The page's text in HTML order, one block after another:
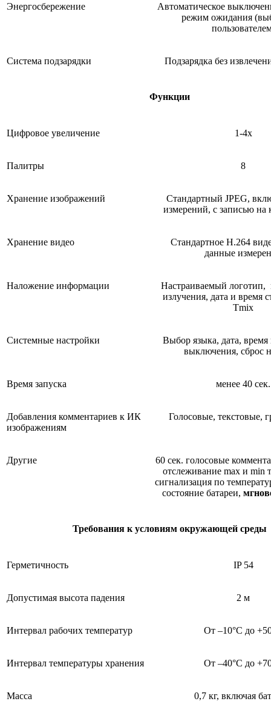
Энергосбережение
Автоматическое
режим ожидания
Система подзарядки Подзарядка без
Функции
Цифровое увеличение 1-4х
Палитры 8
Хранение изображений
Стандартный JPEG,
измерений, с записью на
Хранение видео
Стандартное H.264
данные
Наложение информации
Настраиваемый логотип,
излучения, дата и время
Tmix
Системные настройки
Выбор языка, дата,
выключения, сброс
Время запуска менее 40 сек.
Добавления комментариев к ИК
изображениям
Голосовые, текстовые,
Другие
60 сек. голосовые
отслеживание max и min
сигнализация по
состояние батареи,
Требования к условиям окружающей среды
Герметичность IP 54
Допустимая высота падения 2 м
Интервал рабочих температур От –10°С до
Интервал температуры хранения От –40°С до
Масса 0,7 кг, включая